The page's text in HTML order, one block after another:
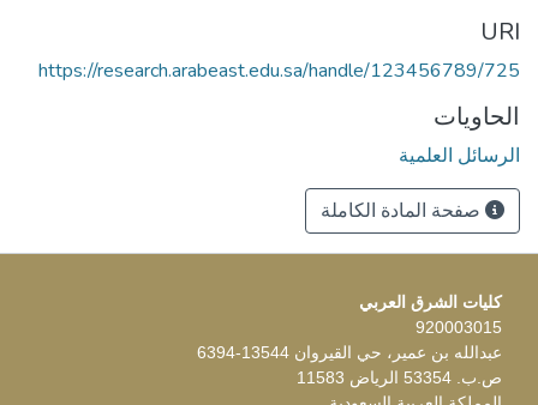
URI
https://research.arabeast.edu.sa/handle/123456789/725
الحاويات
الرسائل العلمية
صفحة المادة الكاملة
كليات الشرق العربي
920003015
عبدالله بن عمير، حي القيروان 13544-6394
ص.ب. 53354 الرياض 11583